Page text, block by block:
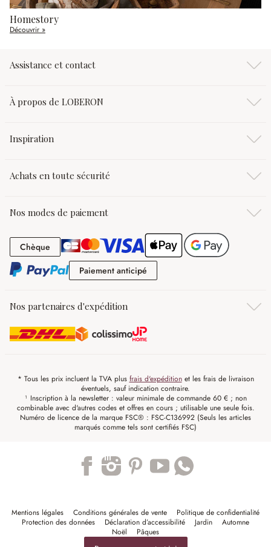
Homestory
Découvrir »
Assistance et contact
À propos de LOBERON
Inspiration
Achats en toute sécurité
Nos modes de paiement
Chèque Chèque
Paiement anticipé
Nos partenaires d'expédition
* Tous les prix incluent la TVA plus frais d'expéditionet les frais de livraison
éventuels, sauf indication contraire.
¹ Inscription à la newsletter : valeur minimale de commande 60 € ; non
combinable avec d'autres codes et offres en cours ; utilisable une seule fois.
Numéro de licence de la marque FSC® : FSC-C136992 (Seuls les articles
marqués comme tels sont certifiés FSC)
Mentions légales Conditions générales de vente
Politique de confidentialité
Protection des données
Déclaration d’accessibilité Jardin
Automne
Noël
Pâques